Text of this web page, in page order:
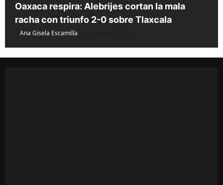
Oaxaca respira: Alebrijes cortan la mala
racha con triunfo 2-0 sobre Tlaxcala
Ana Gisela Escamilla